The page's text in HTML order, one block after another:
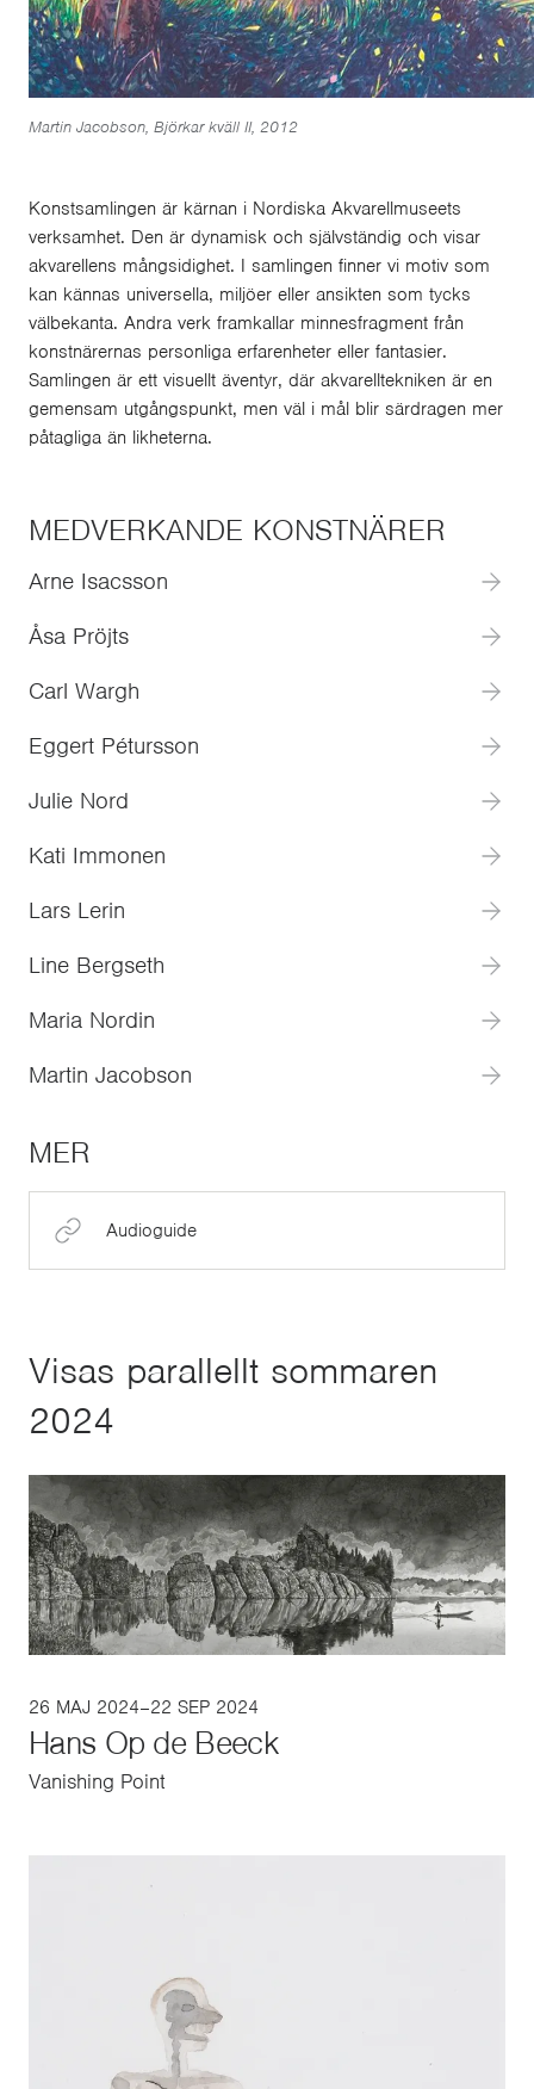
Martin Jacobson, Björkar kväll II, 2012
Konstsamlingen är kärnan i Nordiska Akvarellmuseets
verksamhet. Den är dynamisk och självständig och visar
akvarellens mångsidighet. I samlingen finner vi motiv som
kan kännas universella, miljöer eller ansikten som tycks
välbekanta. Andra verk framkallar minnesfragment från
konstnärernas personliga erfarenheter eller fantasier.
Samlingen är ett visuellt äventyr, där akvarelltekniken är en
gemensam utgångspunkt, men väl i mål blir särdragen mer
påtagliga än likheterna.
MEDVERKANDE KONSTNÄRER
Arne Isacsson
Åsa Pröjts
Carl Wargh
Eggert Pétursson
Julie Nord
Kati Immonen
Lars Lerin
Line Bergseth
Maria Nordin
Martin Jacobson
MER
Audioguide
Visas parallellt sommaren
2024
26 MAJ 2024–22 SEP 2024
Hans Op de Beeck
Vanishing Point